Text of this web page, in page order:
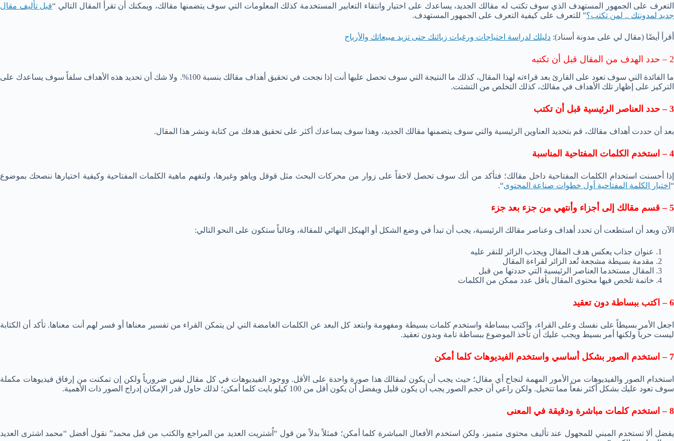
التعرف على الجمهور المستهدف الذي سوف تكتب له مقالك الجديد، يساعدك على اختيار وانتقاء التعابير المستخدمة كذلك المعلومات التي سوف يتضمنها مقالك، ويمكنك أن تقرأ المقال التالي “قبل تأليف مقال
جديد لمدونتك .. لمن تكتب؟” للتعرف على كيفية التعرف على الجمهور المستهدف.
أقرأ أيضًا (مقال لي على مدونة أسناد): دليلك لدراسة احتياجات ورغبات زبائنك حتى تزيد مبيعاتك والأرباح
2 – حدد الهدف من المقال قبل أن تكتبه
ما الفائدة التي سوف تعود على القارئ بعد قراءته لهذا المقال، كذلك ما النتيجة التي سوف تحصل عليها أنت إذا نجحت في تحقيق أهداف مقالك بنسبة 100%. ولا شك أن تحديد هذه الأهداف سلفاً سوف يساعدك على
التركيز على إظهار تلك الأهداف في مقالك، كذلك التخلص من التشتت.
3 – حدد العناصر الرئيسية قبل أن تكتب
بعد أن حددت أهداف مقالك، قم بتحديد العناوين الرئيسية والتي سوف يتضمنها مقالك الجديد، وهذا سوف يساعدك أكثر على تحقيق هدفك من كتابة ونشر هذا المقال.
4 – استخدم الكلمات المفتاحية المناسبة
إذا أحسنت استخدام الكلمات المفتاحية داخل مقالك؛ فتأكد من أنك سوف تحصل لاحقاً على زوار من محركات البحث مثل قوقل وياهو وغيرها، ولتفهم ماهية الكلمات المفتاحية وكيفية اختيارها ننصحك بموضوع
“ اختيار الكلمة المفتاحية أول خطوات صناعة المحتوى“.
5 – قسم مقالك إلى أجزاء وأنتهي من جزء بعد جزء
الآن وبعد أن استطعت أن تحدد أهداف وعناصر مقالك الرئيسية، يجب أن تبدأ في وضع الشكل أو الهيكل النهائي للمقالة، وغالباً ستكون على النحو التالي:
عنوان جذاب يعكس هدف المقال ويجذب الزائر للنقر عليه
مقدمة بسيطة مشجعة تُعد الزائر لقراءة المقال
المقال مستخدما العناصر الرئيسية التي حددتها من قبل
خاتمة تلخص فيها محتوى المقال بأقل عدد ممكن من الكلمات
6 – اكتب ببساطة دون تعقيد
اجعل الأمر بسيطاً على نفسك وعلى القراء، واكتب ببساطة واستخدم كلمات بسيطة ومفهومة وابتعد كل البعد عن الكلمات الغامضة التي لن يتمكن القراء من تفسير معناها أو فسر لهم أنت معناها. تأكد أن الكتابة
ليست حرباً ولكنها أمر بسيط ويجب عليك أن تأخذ الموضوع ببساطة تامة وبدون تعقيد.
7 – استخدم الصور بشكل أساسي واستخدم الفيديوهات كلما أمكن
استخدام الصور والفيديوهات من الأمور المهمة لنجاح أي مقال؛ حيث يجب أن يكون لمقالك هذا صورة واحدة على الأقل. ووجود الفيديوهات في كل مقال ليس ضرورياً ولكن إن تمكنت من إرفاق فيديوهات مكملة
سوف تعود عليك بشكل أكثر نفعاً مما تتخيل. ولكن راعي أن حجم الصور يجب أن يكون قليل ويفضل أن يكون أقل من 100 كيلو بايت كلما أمكن؛ لذلك حاول قدر الإمكان إدراج الصور ذات الأهمية.
8 – استخدم كلمات مباشرة ودقيقة في المعنى
يفضل ألا تستخدم المبني للمجهول عند تأليف محتوى متميز، ولكن استخدم الأفعال المباشرة كلما أمكن؛ فمثلاً بدلاً من قول “اُشتريت العديد من المراجع والكتب من قبل محمد” نقول أفضل “محمد اشترى العديد